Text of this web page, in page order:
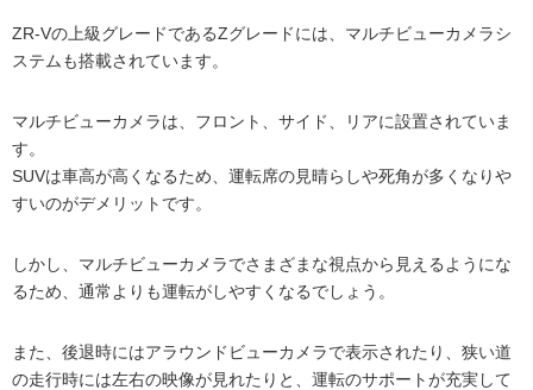
ZR-Vの上級グレードであるZグレードには、マルチビューカメラシ
ステムも搭載されています。
マルチビューカメラは、フロント、サイド、リアに設置されていま
す。
SUVは車高が高くなるため、運転席の見晴らしや死角が多くなりや
すいのがデメリットです。
しかし、マルチビューカメラでさまざまな視点から見えるようにな
るため、通常よりも運転がしやすくなるでしょう。
また、後退時にはアラウンドビューカメラで表示されたり、狭い道
の走行時には左右の映像が見れたりと、運転のサポートが充実して